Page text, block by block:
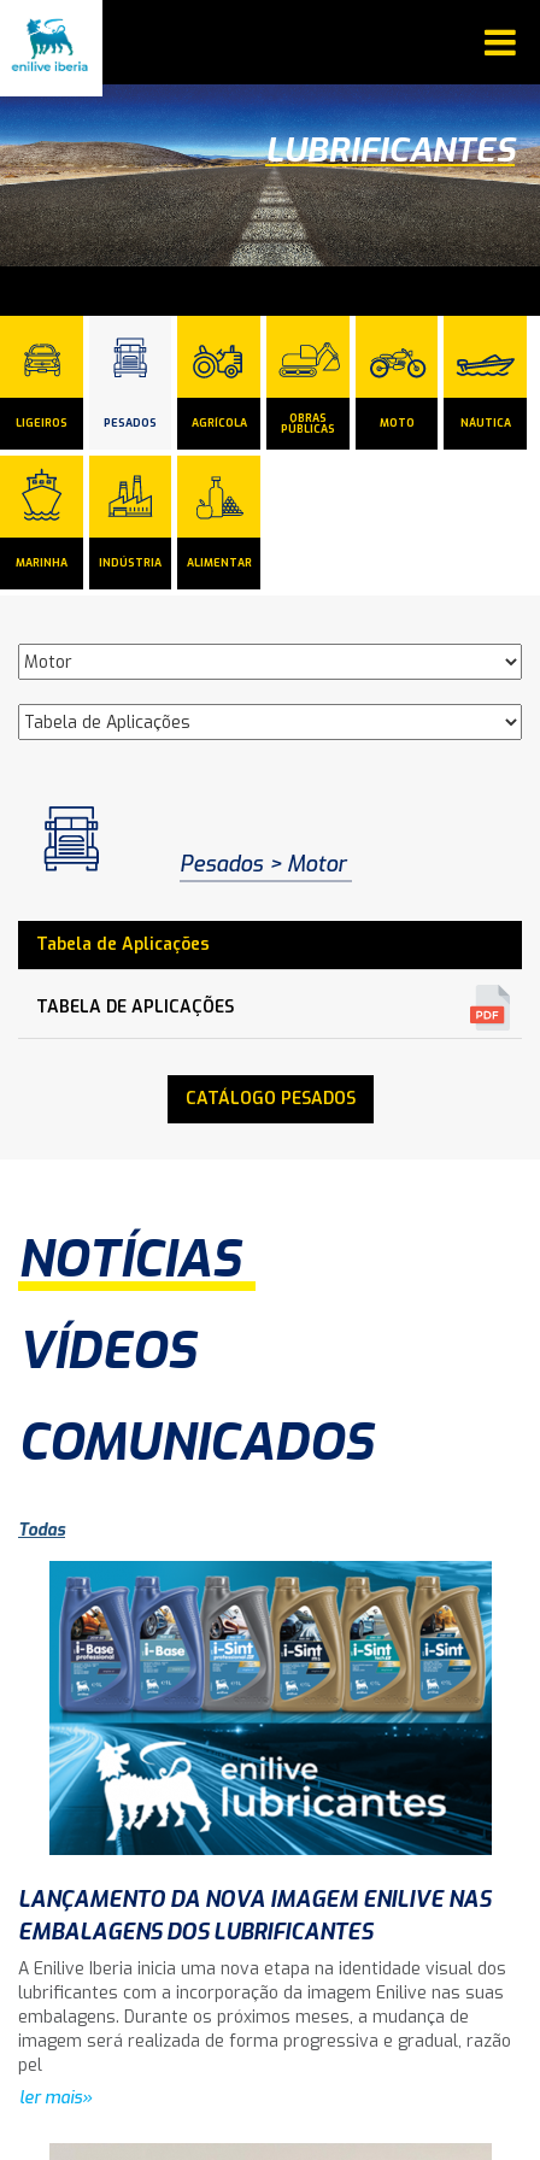
LUBRIFICANTES
LIGEIROS PESADOS AGRÍCOLA OBRAS
PÚBLICAS MOTO NÁUTICA
MARINHA INDÚSTRIA ALIMENTAR
Pesados Motor
Tabela de Aplicações
TABELA DE APLICAÇÕES
CATÁLOGO PESADOS
NOTÍCIAS
VÍDEOS
COMUNICADOS
Todas
LANÇAMENTO DA NOVA IMAGEM ENILIVE NAS
EMBALAGENS DOS LUBRIFICANTES
A Enilive Iberia inicia uma nova etapa na identidade visual dos
lubrificantes com a incorporação da imagem Enilive nas suas
embalagens. Durante os próximos meses, a mudança de
imagem será realizada de forma progressiva e gradual, razão
pel
ler mais»